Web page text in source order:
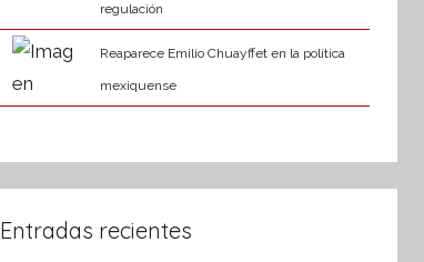
regulación
Reaparece Emilio Chuayffet en la política
mexiquense
Entradas recientes